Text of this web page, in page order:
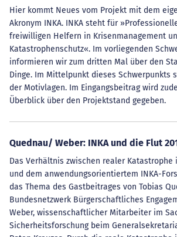
Hier kommt Neues vom Projekt mit dem
Akronym INKA. INKA steht für
freiwilligen Helfern in Krisenmanagement
Katastrophenschutz«. Im vorliegenden
informieren wir zum dritten Mal über den
Dinge. Im Mittelpunkt dieses Schwerpunkts
der Motivlagen. Im Eingangsbeitrag wird
Überblick über den Projektstand gegeben.
Quednau/ Weber: INKA und die Flut
Das Verhältnis zwischen realer Katastrophe
und dem anwendungsorientiertem INKA-
das Thema des Gastbeitrages von Tobias
Bundesnetzwerk Bürgerschaftliches
Weber, wissenschaftlicher Mitarbeiter im
Sicherheitsforschung beim